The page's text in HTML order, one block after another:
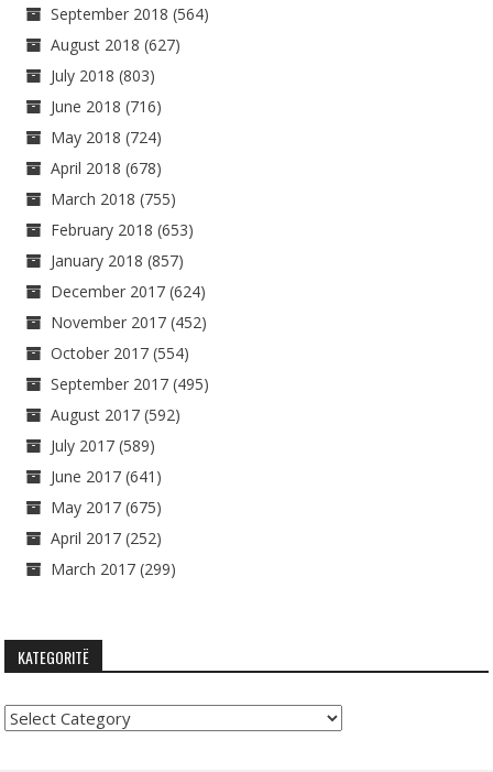
September 2018 (564)
August 2018 (627)
July 2018 (803)
June 2018 (716)
May 2018 (724)
April 2018 (678)
March 2018 (755)
February 2018 (653)
January 2018 (857)
December 2017 (624)
November 2017 (452)
October 2017 (554)
September 2017 (495)
August 2017 (592)
July 2017 (589)
June 2017 (641)
May 2017 (675)
April 2017 (252)
March 2017 (299)
KATEGORITË
Kategoritë